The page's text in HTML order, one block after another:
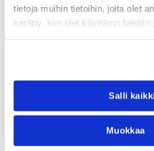
tietoja muihin tietoihin, joita olet
kerätty, kun olet käyttänyt heidän
Salli
Muokkaa
Tiimityö paranee, kun kaikilla on
perehdyttäminen nopeutuu, kun
Asiakaspalvelu paranee, kun
lupaukset voidaan pitää. Kiireelliset
varastotilanne on aina selvillä